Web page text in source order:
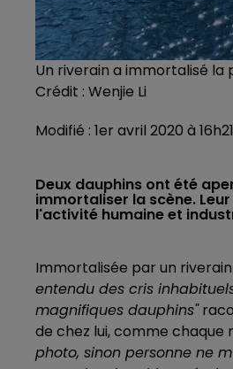
Un riverain a immortalisé la
Crédit : Wenjie Li
Modifié : 1er avril 2020 à
Deux dauphins ont été
immortaliser la scène.
l'activité humaine et
Immortalisée par un
entendu des cris
magnifiques dauphins"
de chez lui, comme chaque
photo, sinon personne ne